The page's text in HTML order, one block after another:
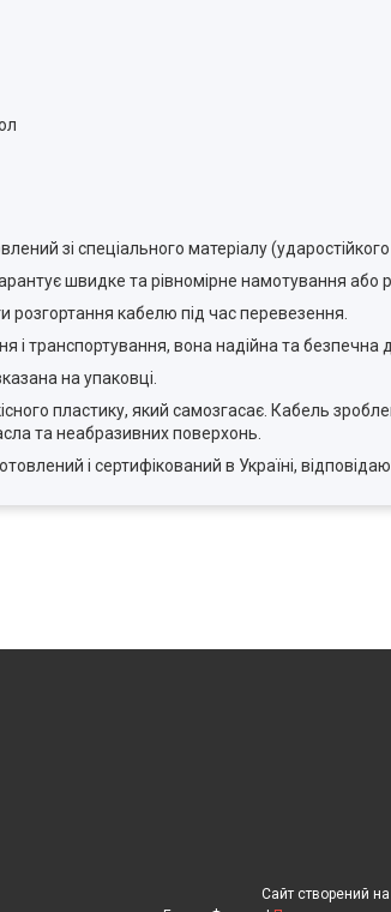
зі спеціального матеріалу
швидке та рівномірне намотування
кабелю під час перевезення.
і транспортування, вона надійна та безпечна
на упаковці.
пластику, який самозгасає. Кабель
та неабразивних поверхонь.
і сертифікований в Україні,
Сайт створений